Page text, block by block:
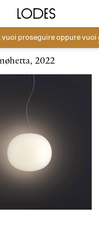
vuoi proseguire oppure vuoi
Press room
2022